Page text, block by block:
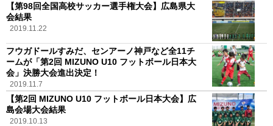
【第98回全国高校サッカー選手権大会】広島県大
会結果
2019.11.22
フウガドールすみだ、センアーノ神戸など全11チ
ームが「第2回 MIZUNO U10 フットボール日本大
会」決勝大会進出決定！
2019.11.7
【第2回 MIZUNO U10 フットボール日本大会】広
島会場大会結果
2019.10.13